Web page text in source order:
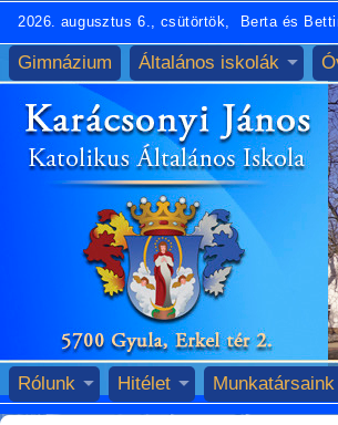
2026. augusztus 6., csütörtök, Berta és
Gimnázium Általános iskolák
Rólunk Hitélet Munkatársaink